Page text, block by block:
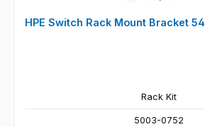
HPE Switch Rack Mount Bracket
Rack Kit
5003-0752